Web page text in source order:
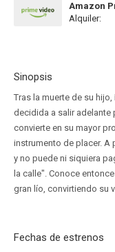
Amazon
Alquiler:
Sinopsis
Tras la muerte de su
decidida a salir adelante
convierte en su mayor
instrumento de placer. A
y no puede ni siquiera
la calle". Conoce
gran lío, convirtiendo su
Fechas de estrenos